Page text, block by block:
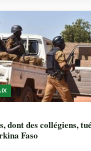
dont des collégiens,
Faso